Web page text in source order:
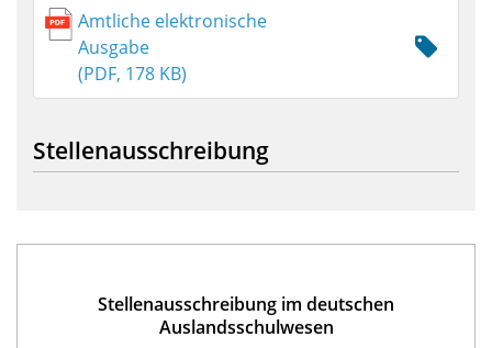
Amtliche elektronische
Ausgabe
(PDF, 178 KB)
Stellenausschreibung
Stellenausschreibung im deutschen
Auslandsschulwesen